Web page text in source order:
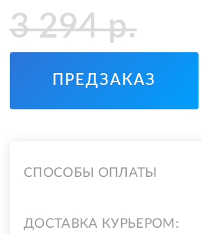
3 294р.
ПРЕДЗАКАЗ
СПОСОБЫ ОПЛАТЫ
ДОСТАВКА КУРЬЕРОМ: